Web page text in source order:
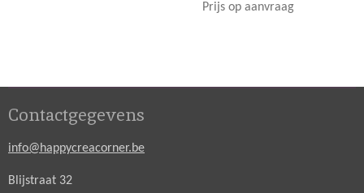
Prijs op aanvraag
Contactgegevens
info@happycreacorner.be
Blijstraat 32